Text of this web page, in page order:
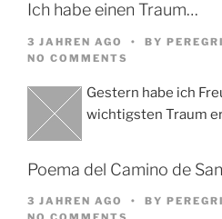
Ich habe einen Traum…
3 JAHREN AGO BY
NO COMMENTS
Gestern habe ich
wichtigsten Traum
Poema del Camino de
3 JAHREN AGO BY